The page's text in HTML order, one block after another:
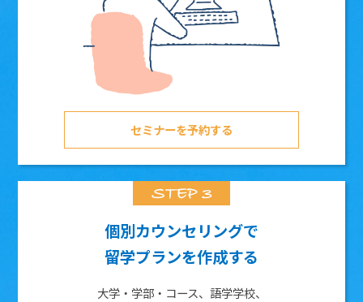
セミナーを予約する
個別カウンセリングで
留学プランを作成する
大学・学部・コース、語学学校、